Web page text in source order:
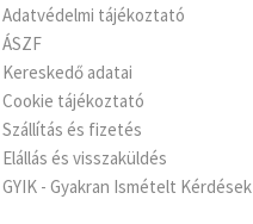
Adatvédelmi tájékoztató
ÁSZF
Kereskedő adatai
Cookie tájékoztató
Szállítás és fizetés
Elállás és visszaküldés
GYIK - Gyakran Ismételt Kérdések